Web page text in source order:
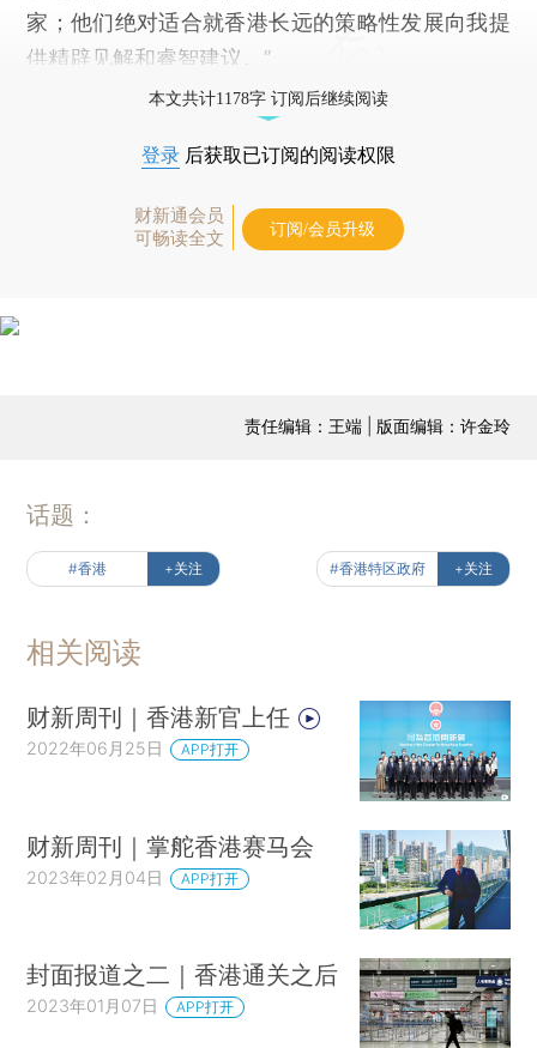
家；他们绝对适合就香港长远的策略性发展向我提
供精辟见解和睿智建议。”
本文共计1178字 订阅后继续阅读
登录 后获取已订阅的阅读权限
财新通会员
可畅读全文
订阅/会员升级
责任编辑：王端 | 版面编辑：许金玲
话题：
#香港 +关注 #香港特区政府 +关注
相关阅读
财新周刊｜香港新官上任
2022年06月25日 APP打开
财新周刊｜掌舵香港赛马会
2023年02月04日 APP打开
封面报道之二｜香港通关之后
2023年01月07日 APP打开